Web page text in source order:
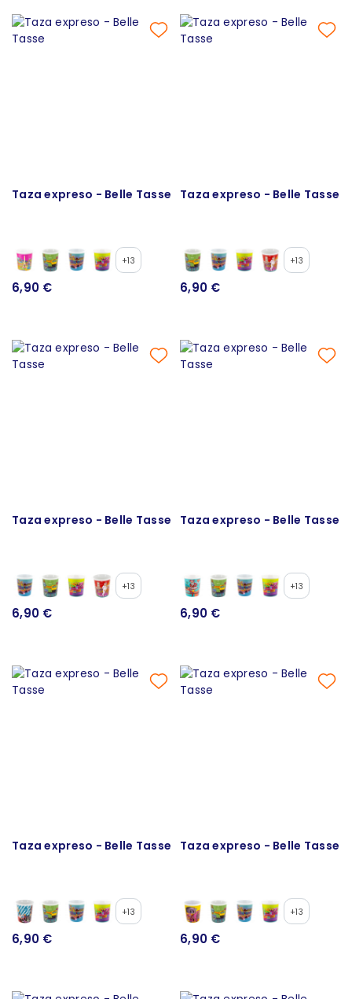
Taza expreso - Belle Tasse
+13
6,90 €
Taza expreso - Belle Tasse
+13
6,90 €
Taza expreso - Belle Tasse
+13
6,90 €
Taza expreso - Belle Tasse
+13
6,90 €
Taza expreso - Belle Tasse
+13
6,90 €
Taza expreso - Belle Tasse
+13
6,90 €